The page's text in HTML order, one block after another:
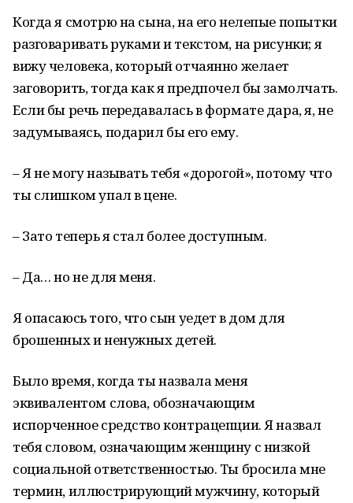
Когда я смотрю на сына, на его нелепые попытки
разговаривать руками и текстом, на рисунки; я
вижу человека, который отчаянно желает
заговорить, тогда как я предпочел бы замолчать.
Если бы речь передавалась в формате дара, я, не
задумываясь, подарил бы его ему.
– Я не могу называть тебя «дорогой», потому что
ты слишком упал в цене.
– Зато теперь я стал более доступным.
– Да… но не для меня.
Я опасаюсь того, что сын уедет в дом для
брошенных и ненужных детей.
Было время, когда ты назвала меня
эквивалентом слова, обозначающим
испорченное средство контрацепции. Я назвал
тебя словом, означающим женщину с низкой
социальной ответственностью. Ты бросила мне
термин, иллюстрирующий мужчину, который